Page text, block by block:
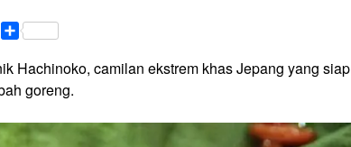
WhatsApp
Share
Hachinoko, camilan ekstrem khas Jepang yang
goreng.